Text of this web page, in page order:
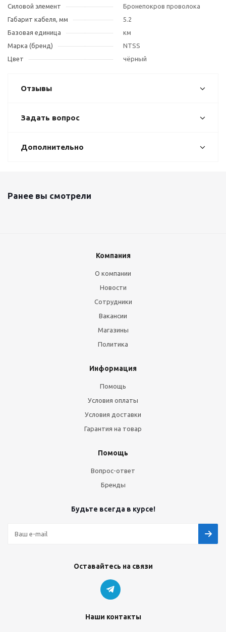
Силовой элемент
Бронепокров проволока
Габарит кабеля, мм
5.2
Базовая единица
км
Марка (бренд)
NTSS
Цвет
чёрный
Отзывы
Задать вопрос
Дополнительно
Ранее вы смотрели
Компания
О компании
Новости
Сотрудники
Вакансии
Магазины
Политика
Информация
Помощь
Условия оплаты
Условия доставки
Гарантия на товар
Помощь
Вопрос-ответ
Бренды
Будьте всегда в курсе!
Оставайтесь на связи
Наши контакты